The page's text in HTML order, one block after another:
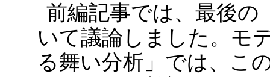
前編記事では、最後の
いて議論しました。モ
る舞い分析」では、こ